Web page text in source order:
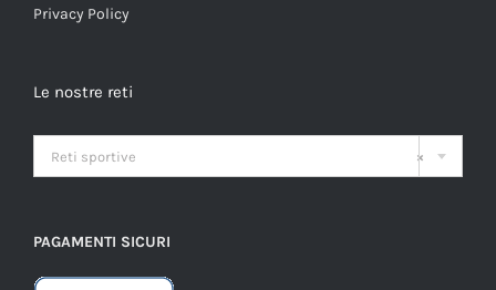
Privacy Policy
Le nostre reti

×
Reti sportive
PAGAMENTI SICURI